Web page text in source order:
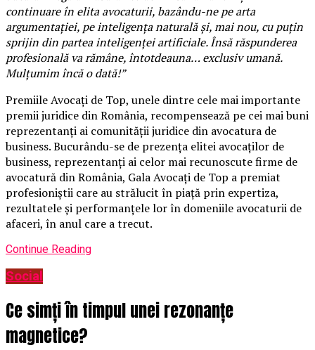
continuare în elita avocaturii, bazându-ne pe arta
argumentației, pe inteligența naturală și, mai nou, cu puțin
sprijin din partea inteligenței artificiale. Însă răspunderea
profesională va rămâne, întotdeauna… exclusiv umană.
Mulțumim încă o dată!”
Premiile Avocați de Top, unele dintre cele mai importante
premii juridice din România, recompensează pe cei mai buni
reprezentanți ai comunității juridice din avocatura de
business. Bucurându-se de prezența elitei avocaților de
business, reprezentanți ai celor mai recunoscute firme de
avocatură din România, Gala Avocați de Top a premiat
profesioniștii care au strălucit în piață prin expertiza,
rezultatele și performanțele lor în domeniile avocaturii de
afaceri, în anul care a trecut.
Continue Reading
Social
Ce simți în timpul unei rezonanțe
magnetice?